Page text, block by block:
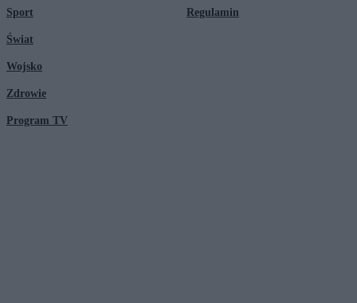
Sport
Świat
Wojsko
Zdrowie
Program TV
Regulamin